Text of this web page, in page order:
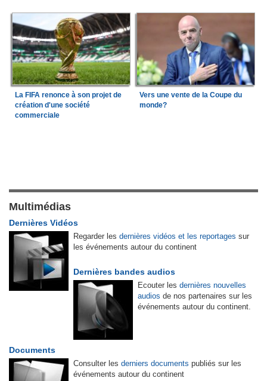
La FIFA renonce à son projet de
création d'une société
commerciale
Vers une vente de la Coupe du
monde?
Multimédias
Dernières Vidéos
Regarder les dernières vidéos et les reportages sur
les événements autour du continent
Dernières bandes audios
Ecouter les dernières nouvelles
audios de nos partenaires sur les
événements autour du continent.
Documents
Consulter les derniers documents publiés sur les
événements autour du continent